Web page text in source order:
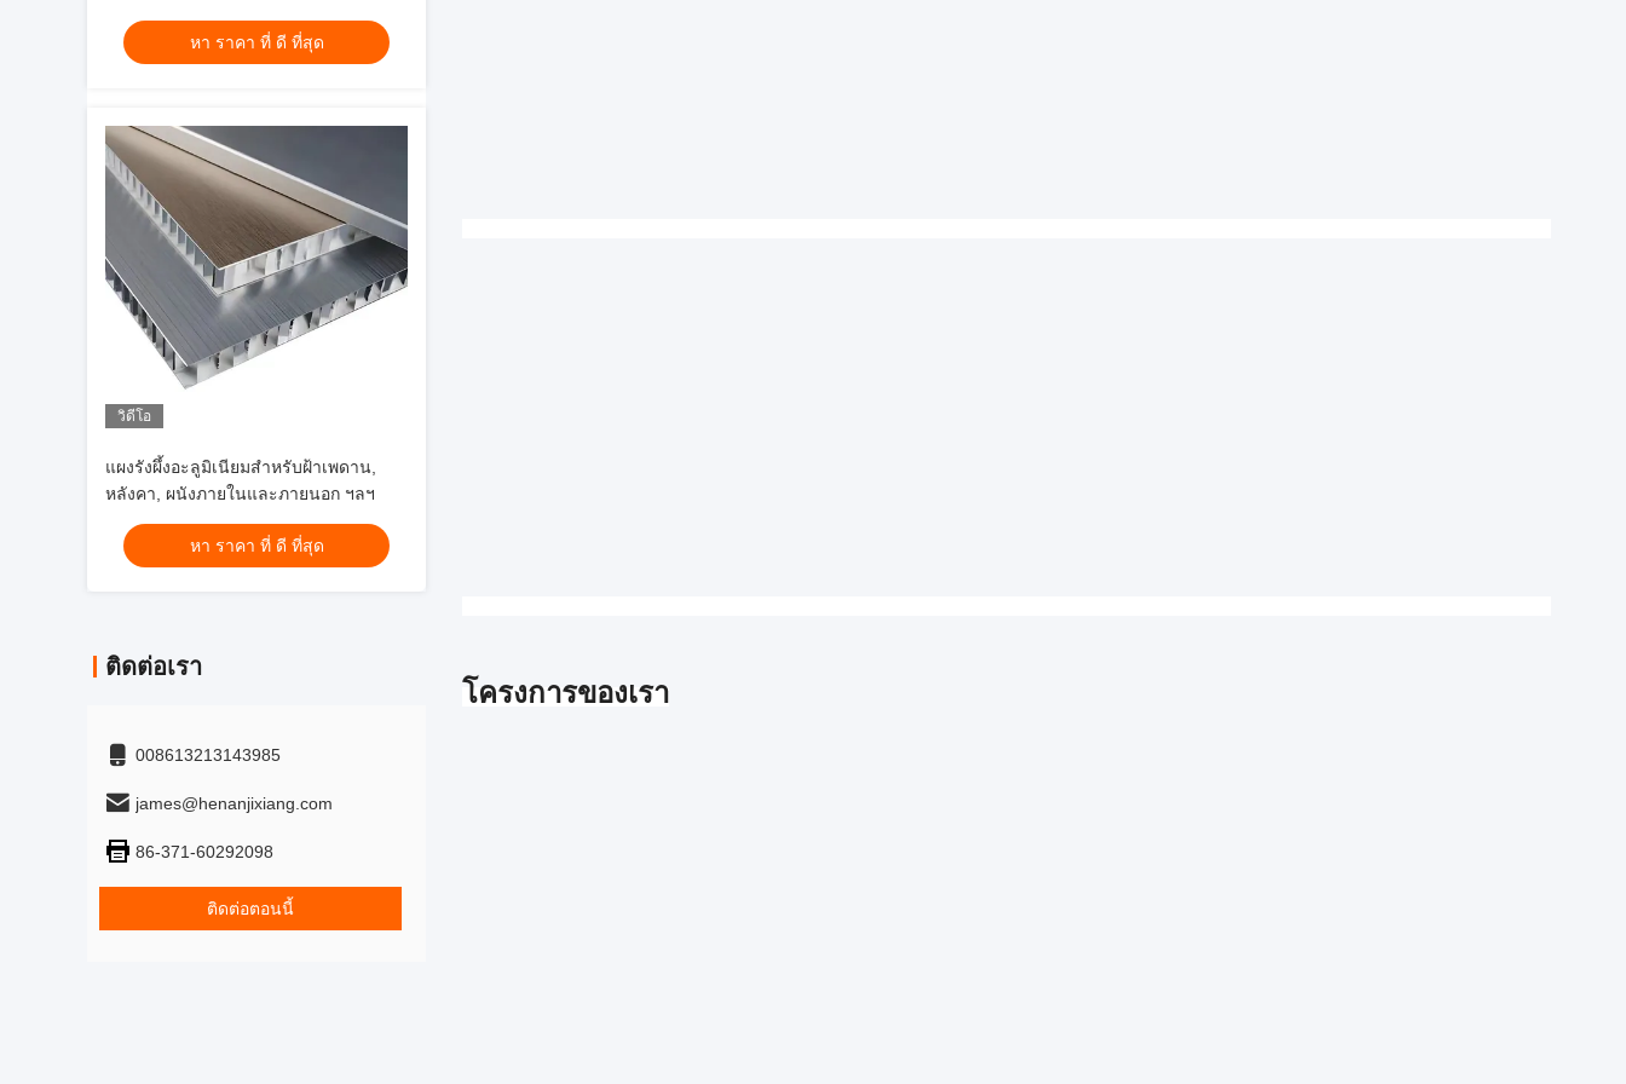
สําหรับการตกแต่งผนัง
หา ราคา ที่ ดี ที่สุด
วิดีโอ
แผงรังผึ้งอะลูมิเนียมสำหรับฝ้าเพดาน,
หลังคา, ผนังภายในและภายนอก ฯลฯ
หา ราคา ที่ ดี ที่สุด
ติดต่อเรา
008613213143985
james@henanjixiang.com
86-371-60292098
ติดต่อตอนนี้
โครงการของเรา